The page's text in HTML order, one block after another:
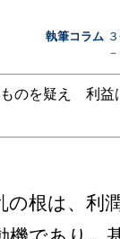
執筆コラム
のを疑え 利益
根は、利